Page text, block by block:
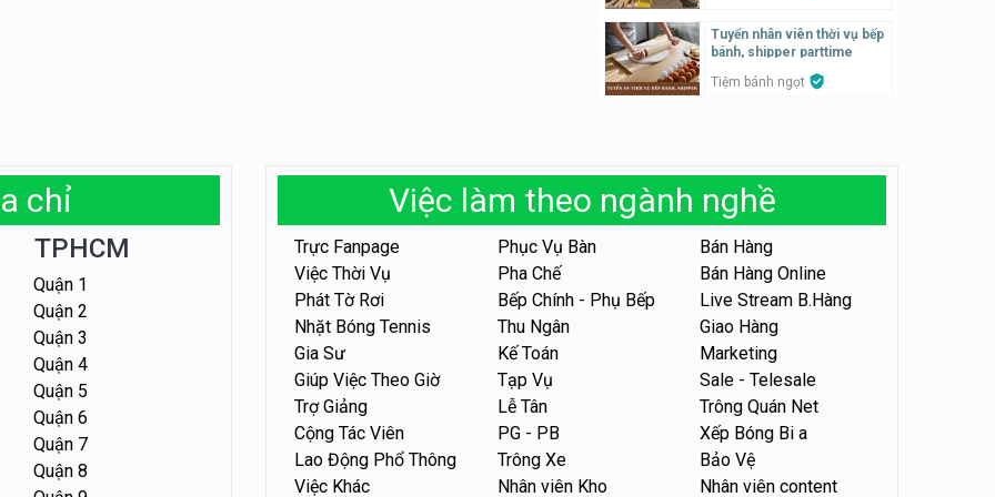
Tuyển nhân viên pha chế,
SNACK BAR NHẬT
Nhà hàng Phố Men Chill
Tuyển nhân viên đóng gói
parttime
Shop online
Tuyển nhân viên phục vụ
bàn, phụ bếp
MEEAWN TOWN x Chim quay
Tuyển nhân viên phục vụ
bàn parttime
Quán ăn, Cafe
Tuyển nhân viên thời vụ bếp
bánh, shipper parttime
Tiệm bánh ngọt
Công ty MITA
Tuyển nhân viên đóng gói
partime, fulltime
Shop online
Tuyển nhân viên phục vụ
khu vui chơi parttime linh
động
Khu vui chơi May Town
Tuyển nhân viên tư vấn bán
hàng shop mỹ phẩm
Shop mỹ phẩm
chỉ
TPHCM
Quận 1
Quận 2
Quận 3
Quận 4
Quận 5
Quận 6
Quận 7
Quận 8
Việc làm theo ngành nghề
Trực Fanpage Phục Vụ Bàn
Bán Hàng
Việc Thời Vụ
Pha Chế
Bán Hàng Online
Phát Tờ Rơi
Bếp Chính - Phụ Bếp
Live Stream B.Hàng
Nhặt Bóng Tennis
Thu Ngân
Giao Hàng
Gia Sư
Kế Toán
Marketing
Giúp Việc Theo Giờ
Tạp Vụ
Sale - Telesale
Trợ Giảng
Lễ Tân
Trông Quán Net
Cộng Tác Viên
PG - PB
Xếp Bóng Bi a
Lao Động Phổ Thông
Trông Xe
Bảo Vệ
Việc Khác
Nhân viên Kho Nhân viên content